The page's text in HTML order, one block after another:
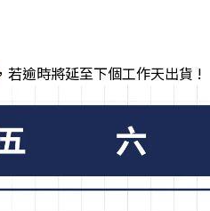
，若逾時將延至下個工作天出貨 !